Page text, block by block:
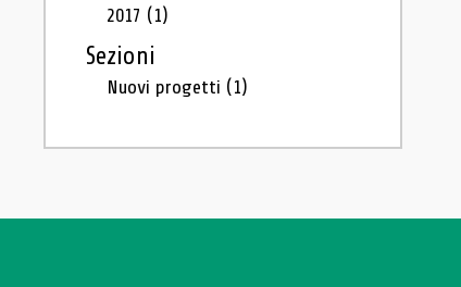
2017 (1)
Sezioni
Nuovi progetti (1)